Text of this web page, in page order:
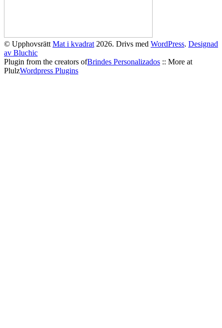
© Upphovsrätt Mat i kvadrat 2026. Drivs med WordPress. Designad
av Bluchic
Plugin from the creators ofBrindes Personalizados :: More at
PlulzWordpress Plugins